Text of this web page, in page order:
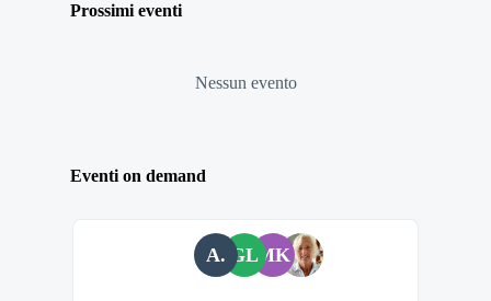
Prossimi eventi
Nessun evento
Eventi on demand
A. GLMK